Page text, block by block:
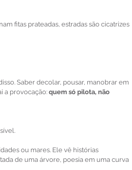
fitas prateadas, estradas são cicatrizes
Saber decolar, pousar, manobrar em
a provocação: quem só pilota, não
ou mares. Ele vê histórias
de uma árvore, poesia em uma curva